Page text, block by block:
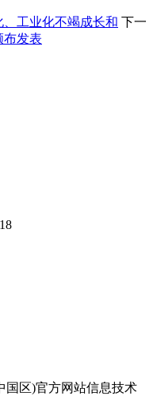
工业化不竭成长和 下一
布发表
国区)官方网站信息技术